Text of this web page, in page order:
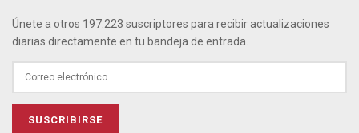
Únete a otros 197.223 suscriptores para recibir actualizaciones
diarias directamente en tu bandeja de entrada.